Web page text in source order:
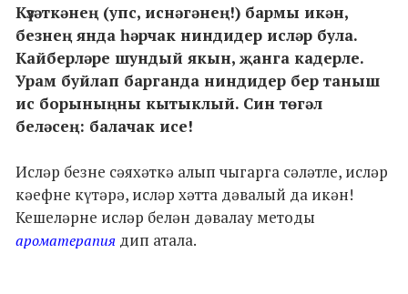
Күзәткәнең (упс, иснәгәнең!) бармы икән,
безнең янда һәрчак ниндидер исләр була.
Кайберләре шундый якын, җанга кадерле.
Урам буйлап барганда ниндидер бер таныш
ис борыныңны кытыклый. Син төгәл
беләсең: балачак исе!
Исләр безне сәяхәткә алып чыгарга сәләтле, исләр
кәефне күтәрә, исләр хәтта дәвалый да икән!
Кешеләрне исләр белән дәвалау методы
ароматерапия дип атала.